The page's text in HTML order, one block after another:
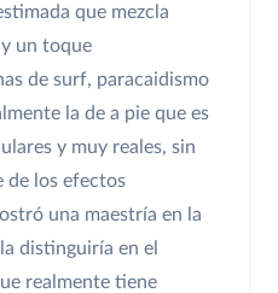
que mezcla
un toque
de surf, paracaidismo
la de a pie que es
y muy reales, sin
de los efectos
una maestría en la
distinguiría en el
realmente tiene